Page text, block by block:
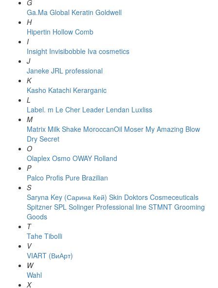
G
Ga.Ma Global Keratin Goldwell
H
Hipertin Hollow Comb
I
Insight Invisibobble Iva cosmetics
J
Janeke JRL professional
K
Kasho Katachi Kerarganic
L
Label. m Le Cher Leader Lendan Luxliss
M
Matrix Milk Shake MoroccanOil Moser My Amazing Blow
Dry Secret
O
Olaplex Osmo OWAY Rolland
P
Palco Profis Pure Brazilian
S
Saryna Key (Сарина Кей) Skin Doktors Cosmeceuticals
Spitzner SPL Solinger Professional line STMNT Grooming
Goods
T
Tahe Tibolli
V
VIART (ВиАрт)
W
Wahl
X